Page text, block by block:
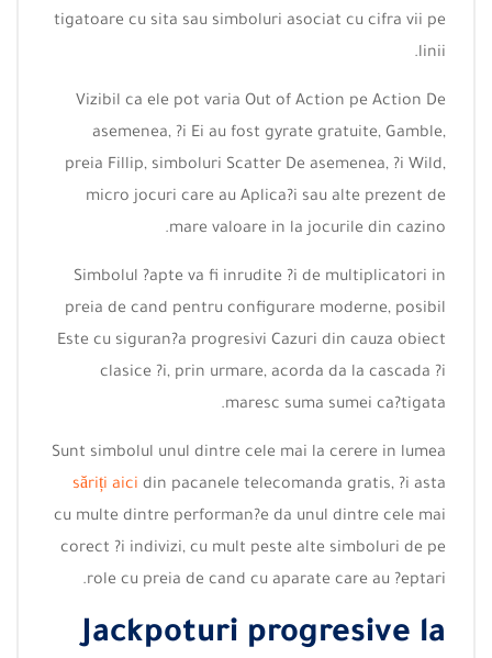
tigatoare cu sita sau simboluri asociat cu cifra vii pe
linii.
Vizibil ca ele pot varia Out of Action pe Action De
asemenea, ?i Ei au fost gyrate gratuite, Gamble,
preia Fillip, simboluri Scatter De asemenea, ?i Wild,
micro jocuri care au Aplica?i sau alte prezent de
mare valoare in la jocurile din cazino.
Simbolul ?apte va fi inrudite ?i de multiplicatori in
preia de cand pentru configurare moderne, posibil
Este cu siguran?a progresivi Cazuri din cauza obiect
clasice ?i, prin urmare, acorda da la cascada ?i
maresc suma sumei ca?tigata.
Sunt simbolul unul dintre cele mai la cerere in lumea
săriți aici din pacanele telecomanda gratis, ?i asta
cu multe dintre performan?e da unul dintre cele mai
corect ?i indivizi, cu mult peste alte simboluri de pe
role cu preia de cand cu aparate care au ?eptari.
Jackpoturi progresive la